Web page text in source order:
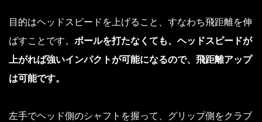
目的はヘッドスピードを上げること、すなわち飛距離を伸
ばすことです。 ボールを打たなくても、ヘッドスピードが
上がれば強いインパクトが可能になるので、飛距離アップ
は可能です。
左手でヘッド側のシャフトを握って、グリップ側をクラブ